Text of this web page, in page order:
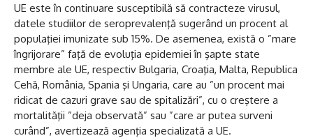
UE este în continuare susceptibilă să contracteze virusul,
datele studiilor de seroprevalenţă sugerând un procent al
populaţiei imunizate sub 15%. De asemenea, există o ”mare
îngrijorare” faţă de evoluţia epidemiei în şapte state
membre ale UE, respectiv Bulgaria, Croaţia, Malta, Republica
Cehă, România, Spania şi Ungaria, care au ”un procent mai
ridicat de cazuri grave sau de spitalizări”, cu o creştere a
mortalităţii ”deja observată” sau ”care ar putea surveni
curând”, avertizează agenţia specializată a UE.